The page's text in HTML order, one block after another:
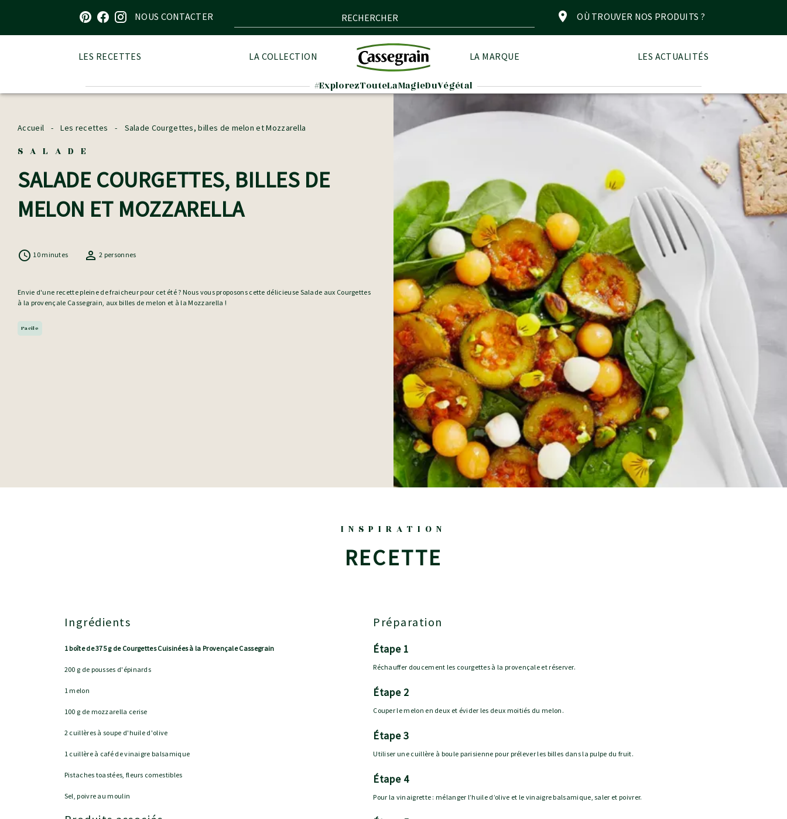
Visitez notre page sur Pinterest
Visitez notre page sur Facebook
Visitez notre page sur Instagram
NOUS CONTACTER RECHERCHER OÙ TROUVER NOS PRODUITS ?
LES RECETTES LA COLLECTION LA MARQUE LES ACTUALITÉS
#ExplorezTouteLaMagieDuVégétal
Accueil - Les recettes - Salade Courgettes, billes de melon et Mozzarella
SALADE
SALADE COURGETTES, BILLES DE
MELON ET MOZZARELLA
10 minutes 2 personnes
Envie d'une recette pleine de fraicheur pour cet été ? Nous vous proposons cette délicieuse Salade aux Courgettes
à la provençale Cassegrain, aux billes de melon et à la Mozzarella !
Facile
INSPIRATION
RECETTE
Ingrédients
1 boîte de 375 g de Courgettes Cuisinées à la Provençale Cassegrain
200 g de pousses d'épinards
1 melon
100 g de mozzarella cerise
2 cuillères à soupe d'huile d'olive
1 cuillère à café de vinaigre balsamique
Pistaches toastées, fleurs comestibles
Sel, poivre au moulin
Préparation
étape 1
Réchauffer doucement les courgettes à la provençale et réserver.
étape 2
Couper le melon en deux et évider les deux moitiés du melon.
étape 3
Utiliser une cuillère à boule parisienne pour prélever les billes dans la pulpe du fruit.
étape 4
Pour la vinaigrette : mélanger l’huile d’olive et le vinaigre balsamique, saler et poivrer.